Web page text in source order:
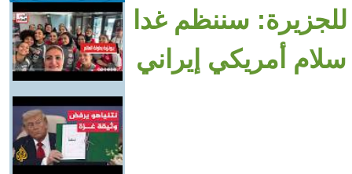
للجزيرة: سننظم غدا
أمريكي إيراني